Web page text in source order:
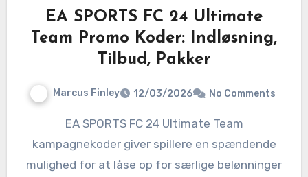
EA SPORTS FC 24 Ultimate
Team Promo Koder: Indløsning,
Tilbud, Pakker
Marcus Finley 12/03/2026 No Comments
EA SPORTS FC 24 Ultimate Team
kampagnekoder giver spillere en spændende
mulighed for at låse op for særlige belønninger